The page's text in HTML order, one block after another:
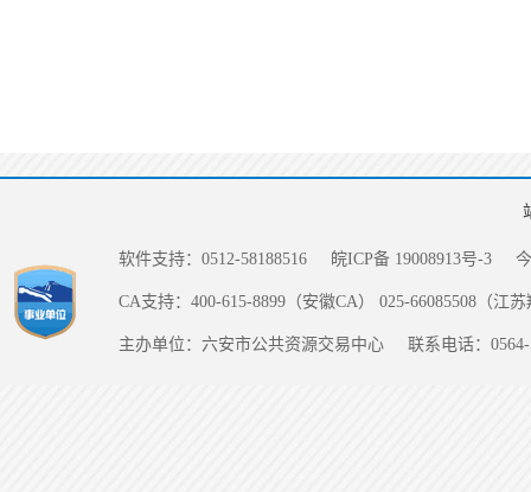
软件支持：0512-58188516 皖ICP备 19008913号-3
CA支持：400-615-8899（安徽CA） 025-66085508（江
主办单位：六安市公共资源交易中心 联系电话：0564-